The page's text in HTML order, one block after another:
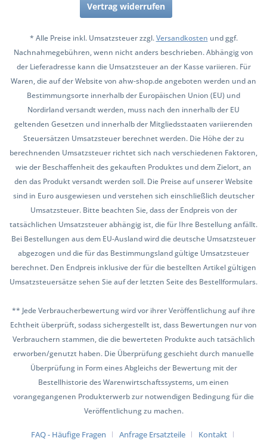
Vertrag widerrufen
* Alle Preise inkl. Umsatzsteuer zzgl.Versandkosten und ggf.
Nachnahmegebühren, wenn nicht anders beschrieben. Abhängig von
der Lieferadresse kann die Umsatzsteuer an der Kasse variieren. Für
Waren, die auf der Website von ahw-shop.de angeboten werden und an
Bestimmungsorte innerhalb der Europäischen Union (EU) und
Nordirland versandt werden, muss nach den innerhalb der EU
geltenden Gesetzen und innerhalb der Mitgliedsstaaten variierenden
Steuersätzen Umsatzsteuer berechnet werden. Die Höhe der zu
berechnenden Umsatzsteuer richtet sich nach verschiedenen Faktoren,
wie der Beschaffenheit des gekauften Produktes und dem Zielort, an
den das Produkt versandt werden soll. Die Preise auf unserer Website
sind in Euro ausgewiesen und verstehen sich einschließlich deutscher
Umsatzsteuer. Bitte beachten Sie, dass der Endpreis von der
tatsächlichen Umsatzsteuer abhängig ist, die für Ihre Bestellung anfällt.
Bei Bestellungen aus dem EU-Ausland wird die deutsche Umsatzsteuer
abgezogen und die für das Bestimmungsland gültige Umsatzsteuer
berechnet. Den Endpreis inklusive der für die bestellten Artikel gültigen
Umsatzsteuersätze sehen Sie auf der letzten Seite des Bestellformulars.
** Jede Verbraucherbewertung wird vor ihrer Veröffentlichung auf ihre
Echtheit überprüft, sodass sichergestellt ist, dass Bewertungen nur von
Verbrauchern stammen, die die bewerteten Produkte auch tatsächlich
erworben/genutzt haben. Die Überprüfung geschieht durch manuelle
Überprüfung in Form eines Abgleichs der Bewertung mit der
Bestellhistorie des Warenwirtschaftssystems, um einen
vorangegangenen Produkterwerb zur notwendigen Bedingung für die
Veröffentlichung zu machen.
FAQ - Häufige Fragen Anfrage Ersatzteile Kontakt